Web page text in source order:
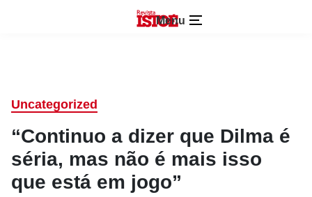
Menu
Uncategorized
“Continuo a dizer que Dilma é
séria, mas não é mais isso
que está em jogo”